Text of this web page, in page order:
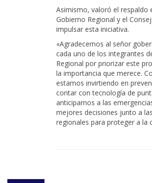
Asimismo, valoró el respaldo
Gobierno Regional y el
impulsar esta iniciativa.
«Agradecemos al señor
cada uno de los integrantes
Regional por priorizar este
la importancia que merece.
estamos invirtiendo en
contar con tecnología de
anticiparnos a las
mejores decisiones junto a
regionales para proteger a la